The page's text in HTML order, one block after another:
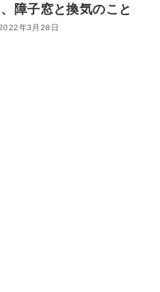
障子窓と換気のこと
年3月28日